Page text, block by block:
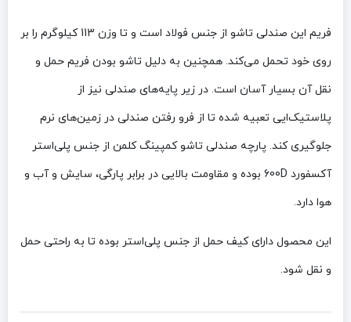
فریم این صندلی تاشو از جنس فولاد است و تا وزن 113 کیلوگرم را بر
روی خود تحمل می‌کند. همچنین به دلیل تاشو بودن فریم حمل و
نقل آن بسیار آسان است. در زیر پایه‌های صندلی نیز از
پلاستیک‌ایی تعبیه شده تا از فرو رفتن صندلی در زمین‌های نرم
جلوگیری کند. پارچه صندلی تاشو کمپینگ کلمن از جنس پلی‌استر
آکسفورد 600D بوده و مقاومت بالایی در برابر پارگی، سایش و آب و
هوا دارد.
این محصول دارای کیف حمل از جنس پلی‌استر بوده تا به راحتی حمل
و نقل شود.